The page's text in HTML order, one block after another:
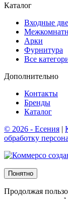
Каталог
Входные
Арки
Фурнитура
Все
Дополнительно
Контакты
Бренды
Каталог
© 2026 - Есения |
обработку
Понятно
Продолжая